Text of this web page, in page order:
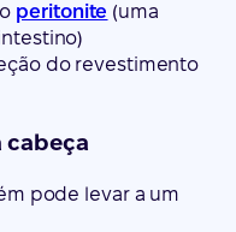
peritonite (uma
do revestimento
cabeça
pode levar a um